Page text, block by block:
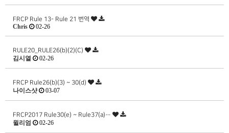
FRCP Rule 13- Rule 21 번역
Chris 02-26
RULE20_RULE26(b)(2)(C)
김시열 02-26
FRCP Rule26(b)(3) ~ 30(d)
나이스샷 03-07
FRCP2017 Rule30(e) ~ Rule37(a)…
윌리엄 02-26